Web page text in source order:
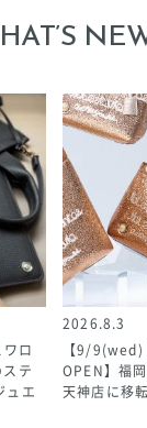
ワロ
テ
ュエ
2026.8.3
【9/9(wed)
OPEN】福
天神店に移